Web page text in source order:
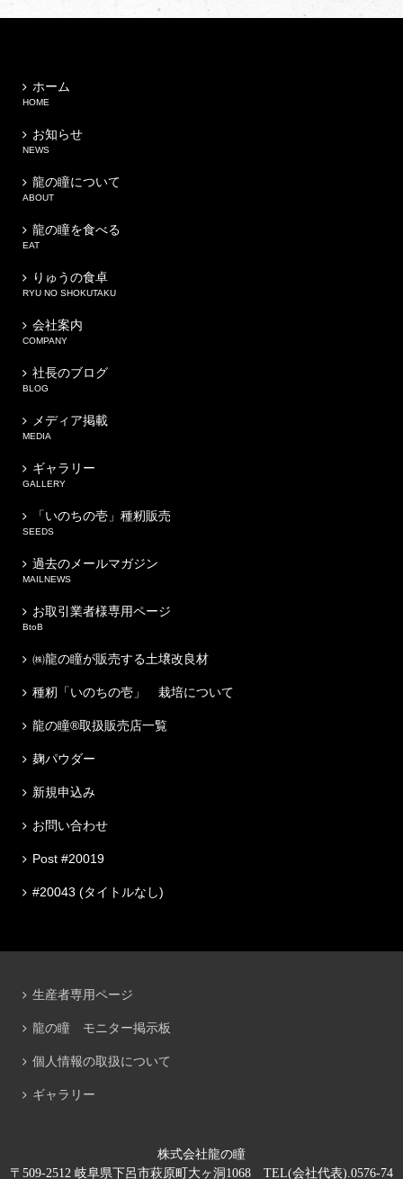
ホーム
HOME
お知らせ
NEWS
龍の瞳について
ABOUT
龍の瞳を食べる
EAT
りゅうの食卓
RYU NO SHOKUTAKU
会社案内
COMPANY
社長のブログ
BLOG
メディア掲載
MEDIA
ギャラリー
GALLERY
「いのちの壱」種籾販売
SEEDS
過去のメールマガジン
MAILNEWS
お取引業者様専用ページ
BtoB
㈱龍の瞳が販売する土壌改良材
種籾「いのちの壱」 栽培について
龍の瞳®取扱販売店一覧
麹パウダー
新規申込み
お問い合わせ
Post #20019
#20043 (タイトルなし)
生産者専用ページ
龍の瞳 モニター掲示板
個人情報の取扱について
ギャラリー
株式会社龍の瞳
〒509-2512 岐阜県下呂市萩原町大ヶ洞1068 TEL(会社代表).0576-74